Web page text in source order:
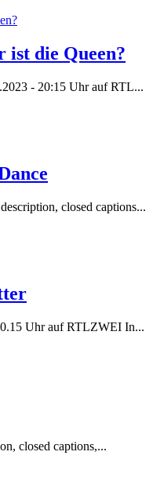
die Queen?
- 20:15 Uhr auf RTL...
closed captions...
Uhr auf RTLZWEI In...
closed captions,...